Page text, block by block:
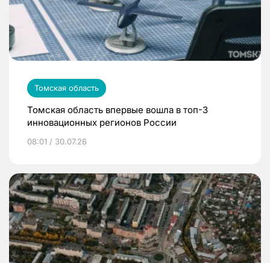
Томская область
Томская область впервые вошла в топ-3
инновационных регионов России
08:01 / 30.07.26